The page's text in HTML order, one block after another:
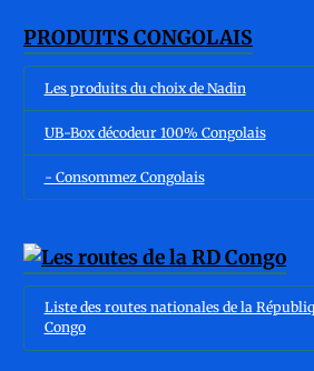
PRODUITS CONGOLAIS
Les produits du choix de Nadin
UB-Box décodeur 100% Congolais
- Consommez Congolais
Liste des routes nationales de la
Congo